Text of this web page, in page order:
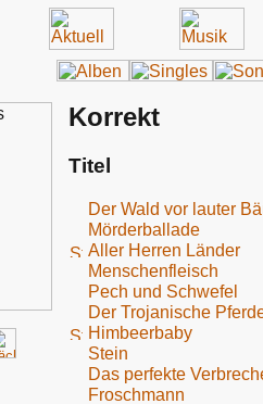
Korrekt
Titel
Der Wald vor lauter
Mörderballade
Aller Herren Länder
Menschenfleisch
Pech und Schwefel
Der Trojanische
Himbeerbaby
Stein
Das perfekte
Froschmann